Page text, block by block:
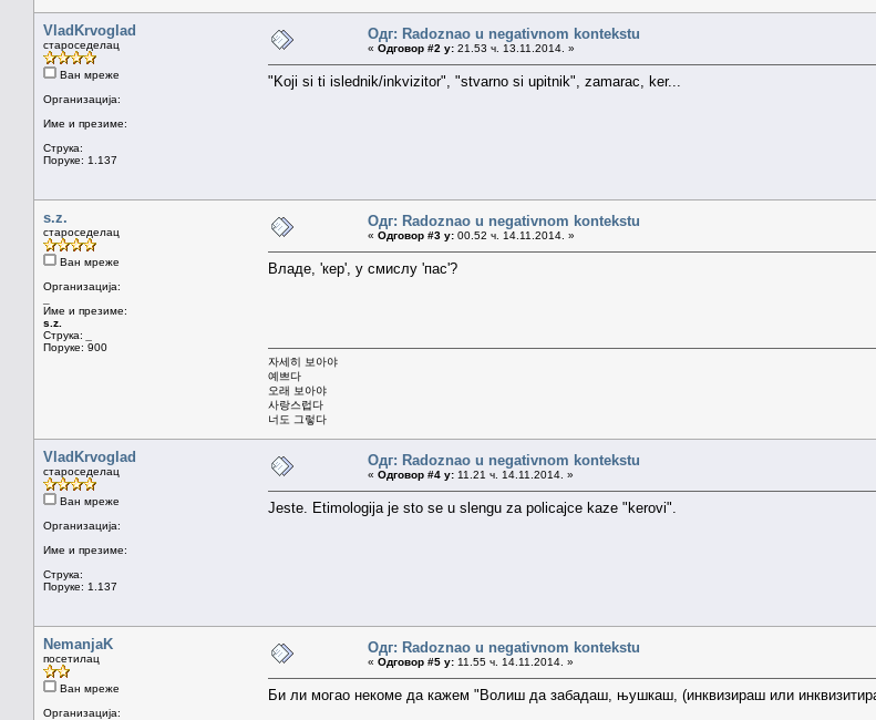
VladKrvoglad
староседелац
Ван мреже
Организација:
Име и презиме:
Струка:
Поруке: 1.137
Одг: Radoznao u negativnom kontekstu
« Одговор #2 у: 21.53 ч. 13.11.2014. »
"Koji si ti islednik/inkvizitor", "stvarno si upitnik", zamarac, ker...
s.z.
староседелац
Ван мреже
Организација:
Име и презиме:
s.z.
Струка:
Поруке: 900
Одг: Radoznao u negativnom kontekstu
« Одговор #3 у: 00.52 ч. 14.11.2014. »
Владе, 'кер', у смислу 'пас'?
자세히 보아야
예쁘다
오래 보아야
사랑스럽다
너도 그렇다
VladKrvoglad
староседелац
Ван мреже
Организација:
Име и презиме:
Струка:
Поруке: 1.137
Одг: Radoznao u negativnom kontekstu
« Одговор #4 у: 11.21 ч. 14.11.2014. »
Jeste. Etimologija je sto se u slengu za policajce kaze "kerovi".
NemanjaK
посетилац
Ван мреже
Организација:
Одг: Radoznao u negativnom kontekstu
« Одговор #5 у: 11.55 ч. 14.11.2014. »
Би ли могао некоме да кажем "Волиш да забадаш, њушкаш, (инквизираш или